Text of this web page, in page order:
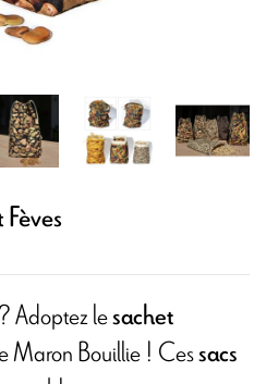
Adoptez lesachet
Maron Bouillie ! Cessacs